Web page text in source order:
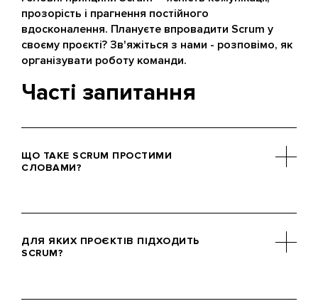
прозорість і прагнення постійного
вдосконалення. Плануєте впровадити Scrum у
своєму проєкті? Зв'яжіться з нами - розповімо, як
організувати роботу команди.
Часті запитання
ЩО ТАКЕ SCRUM ПРОСТИМИ
СЛОВАМИ?
розробкою, у якій великий проєкт
ділять на короткі етапи (спринти) по
– функцію, покращення або
ДЛЯ ЯКИХ ПРОЄКТІВ ПІДХОДИТЬ
SCRUM?